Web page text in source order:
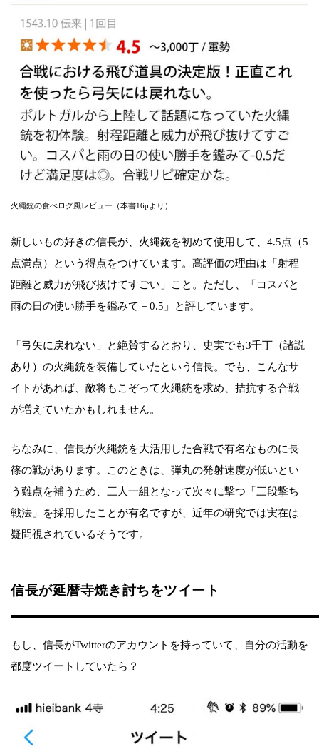
火縄銃の食べログ風レビュー（本書16pより）
新しいもの好きの信長が、火縄銃を初めて使用して、4.5点（5
点満点）という得点をつけています。高評価の理由は「射程
距離と威力が飛び抜けてすごい」こと。ただし、「コスパと
雨の日の使い勝手を鑑みて－0.5」と評しています。
「弓矢に戻れない」と絶賛するとおり、史実でも3千丁（諸説
あり）の火縄銃を装備していたという信長。でも、こんなサ
イトがあれば、敵将もこぞって火縄銃を求め、拮抗する合戦
が増えていたかもしれません。
ちなみに、信長が火縄銃を大活用した合戦で有名なものに長
篠の戦があります。このときは、弾丸の発射速度が低いとい
う難点を補うため、三人一組となって次々に撃つ「三段撃ち
戦法」を採用したことが有名ですが、近年の研究では実在は
疑問視されているそうです。
信長が延暦寺焼き討ちをツイート
もし、信長がTwitterのアカウントを持っていて、自分の活動を
都度ツイートしていたら？